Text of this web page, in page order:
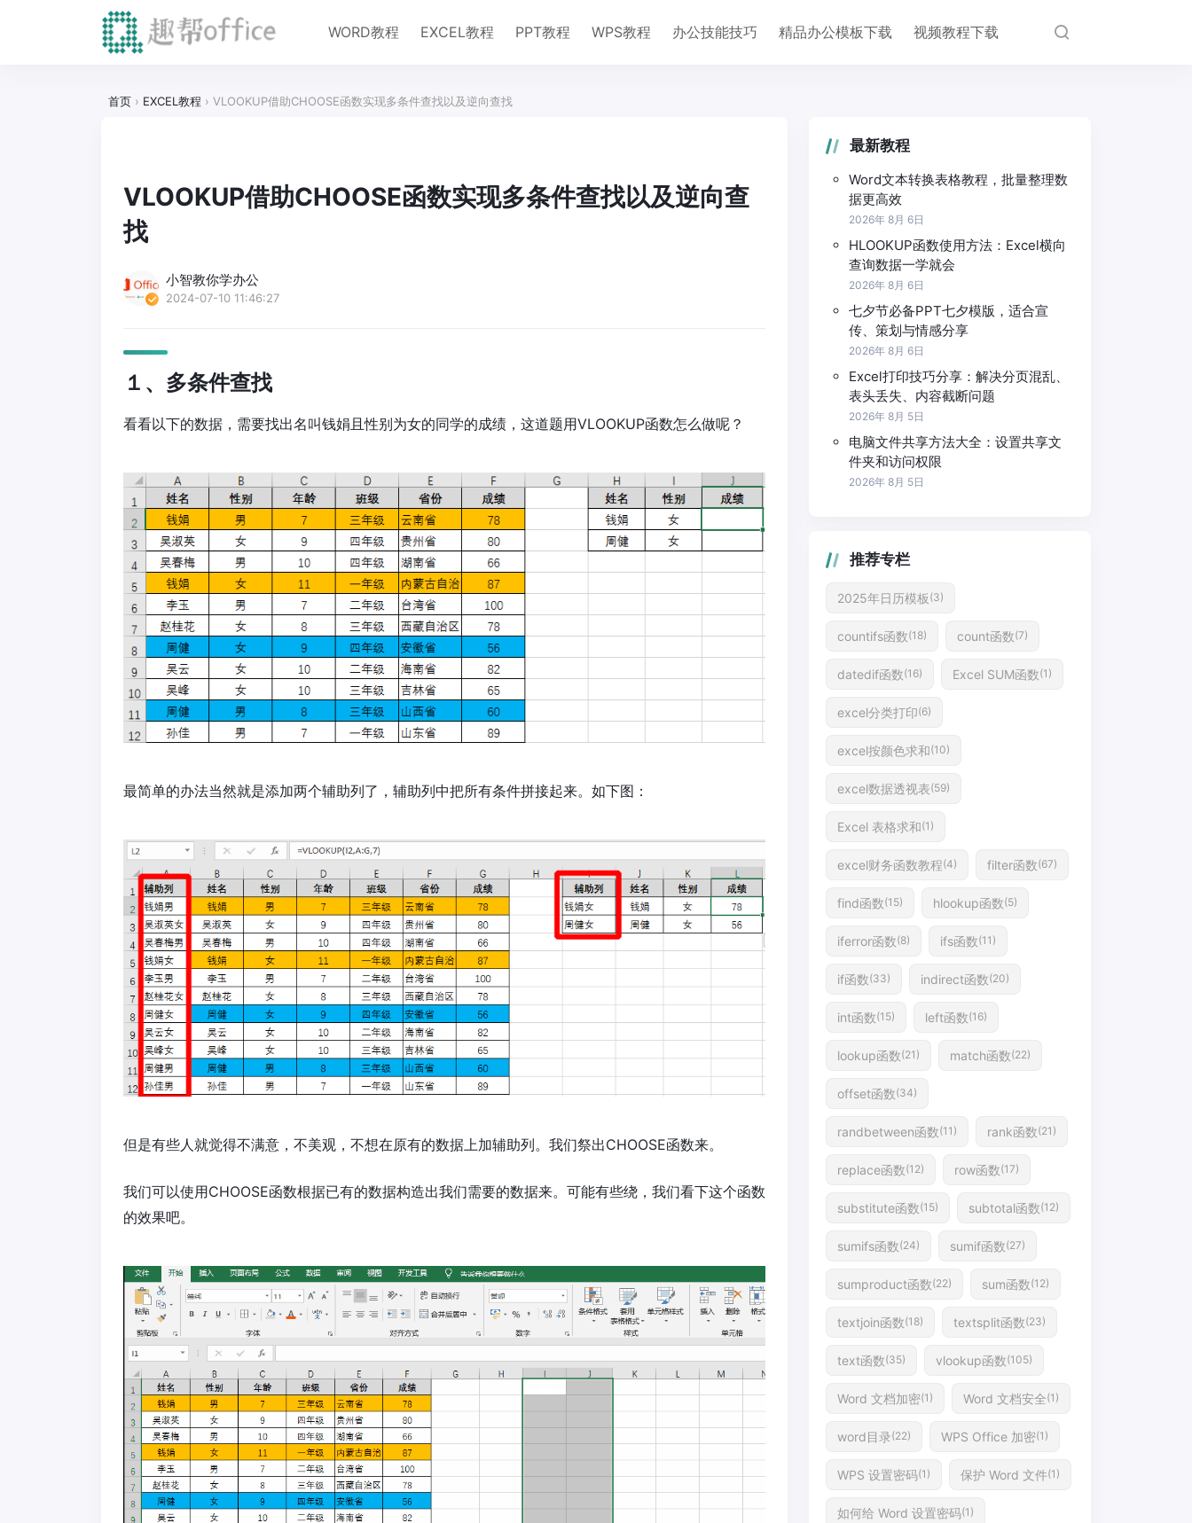
WORD教程 EXCEL教程 PPT教程 WPS教程 办公技能技巧 精品办公模板下载 视频教程下载
首页 › EXCEL教程 › VLOOKUP借助CHOOSE函数实现多条件查找以及逆向查找
VLOOKUP借助CHOOSE函数实现多条件查找以及逆向查
找
小智教你学办公
2024-07-10 11:46:27
１、多条件查找
看看以下的数据，需要找出名叫钱娟且性别为女的同学的成绩，这道题用VLOOKUP函数怎么做呢？
最简单的办法当然就是添加两个辅助列了，辅助列中把所有条件拼接起来。如下图：
但是有些人就觉得不满意，不美观，不想在原有的数据上加辅助列。我们祭出CHOOSE函数来。
我们可以使用CHOOSE函数根据已有的数据构造出我们需要的数据来。可能有些绕，我们看下这个函数
的效果吧。
最新教程
Word文本转换表格教程，批量整理数
据更高效
2026年 8月 6日
HLOOKUP函数使用方法：Excel横向
查询数据一学就会
2026年 8月 6日
七夕节必备PPT七夕模版，适合宣
传、策划与情感分享
2026年 8月 6日
Excel打印技巧分享：解决分页混乱、
表头丢失、内容截断问题
2026年 8月 5日
电脑文件共享方法大全：设置共享文
件夹和访问权限
2026年 8月 5日
推荐专栏
2025年日历模板 (3)
countifs函数(18) count函数(7)
datedif函数(16) Excel SUM函数(1)
excel分类打印(6)
excel按颜色求和(10)
excel数据透视表(59)
Excel 表格求和(1)
excel财务函数教程(4) filter函数(67)
find函数(15) hlookup函数(5)
iferror函数(8) ifs函数(11)
if函数(33) indirect函数(20)
int函数(15) left函数(16)
lookup函数(21) match函数(22)
offset函数(34)
randbetween函数(11) rank函数(21)
replace函数(12) row函数(17)
substitute函数(15) subtotal函数(12)
sumifs函数(24) sumif函数(27)
sumproduct函数(22) sum函数(12)
textjoin函数(18) textsplit函数(23)
text函数(35) vlookup函数(105)
Word 文档加密(1) Word 文档安全(1)
word目录(22) WPS Office 加密(1)
WPS 设置密码(1) 保护 Word 文件(1)
如何给 Word 设置密码(1)